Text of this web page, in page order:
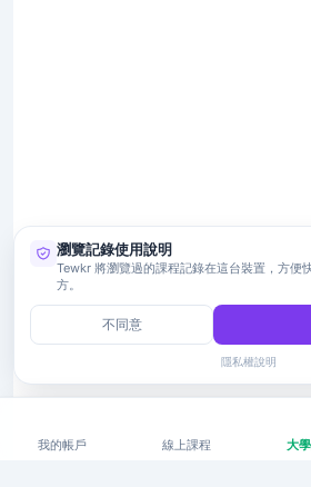
我的帳戶 線上課程 大
瀏覽記錄使用說明
Tewkr 將瀏覽過的課程記錄在這台裝置，方便
方。
不同意
隱私權說明